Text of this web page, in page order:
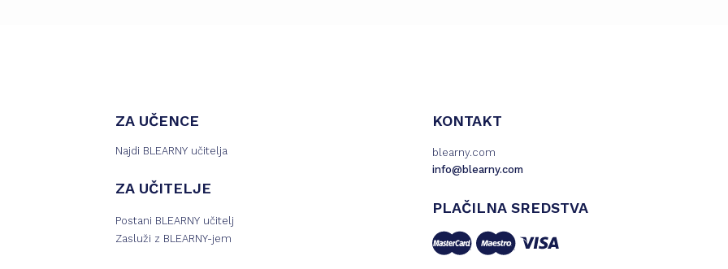
ZA UČENCE
Najdi BLEARNY učitelja
ZA UČITELJE
Postani BLEARNY učitelj
Zasluži z BLEARNY-jem
KONTAKT
blearny.com
info@blearny.com
PLAČILNA SREDSTVA